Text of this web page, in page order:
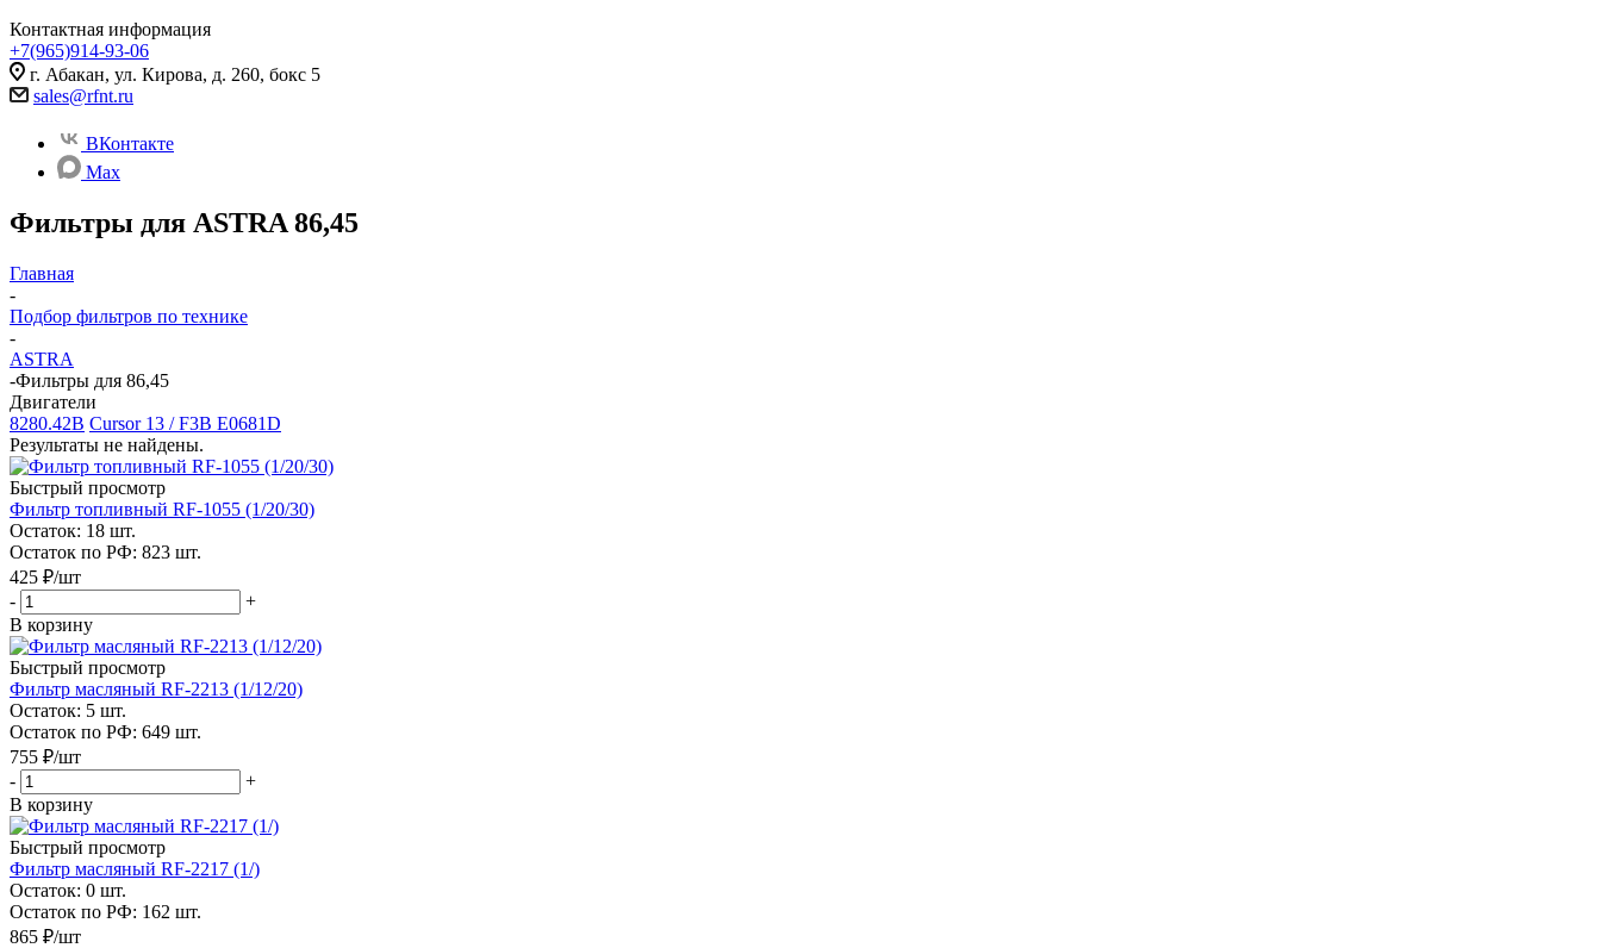
Контактная информация
+7(965)914-93-06
г. Абакан, ул. Кирова, д. 260, бокс 5
sales@rfnt.ru
ВКонтакте
Max
Фильтры для ASTRA 86,45
Главная
-
Подбор фильтров по технике
-
ASTRA
-Фильтры для 86,45
Двигатели
8280.42B Cursor 13 / F3B E0681D
Результаты не найдены.
Быстрый просмотр
Фильтр топливный RF-1055 (1/20/30)
Остаток: 18 шт.
Остаток по РФ: 823 шт.
425 ₽/шт
-
+
В корзину
Быстрый просмотр
Фильтр масляный RF-2213 (1/12/20)
Остаток: 5 шт.
Остаток по РФ: 649 шт.
755 ₽/шт
-
+
В корзину
Быстрый просмотр
Фильтр масляный RF-2217 (1/)
Остаток: 0 шт.
Остаток по РФ: 162 шт.
865 ₽/шт